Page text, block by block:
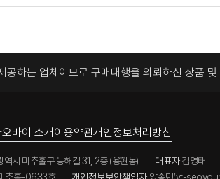
공하는 업체이므로 구매대행을 의뢰하신 상품
오바이 소개이용약관개인정보처리방침
역시 미추홀구 능해길 31, 2층 (용현동) 대표자김영태